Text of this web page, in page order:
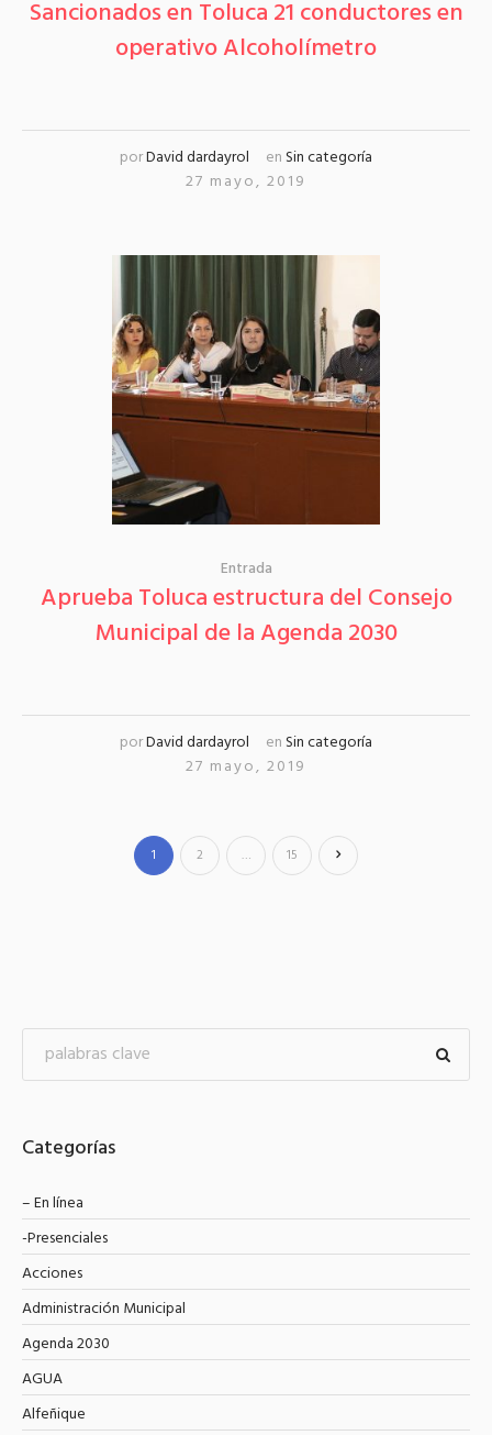
Sancionados en Toluca 21 conductores en
operativo Alcoholímetro
porDavid dardayrol en Sin categoría
27 mayo, 2019
Entrada
Aprueba Toluca estructura del Consejo
Municipal de la Agenda 2030
porDavid dardayrol en Sin categoría
27 mayo, 2019
1 2 … 15
Categorías
– En línea
-Presenciales
Acciones
Administración Municipal
Agenda 2030
AGUA
Alfeñique